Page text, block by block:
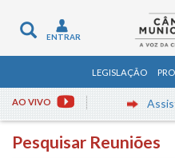
Toggle
navigation
ENTRAR
LEGISLAÇÃO
AO VIVO
Pesquisar Reuniões